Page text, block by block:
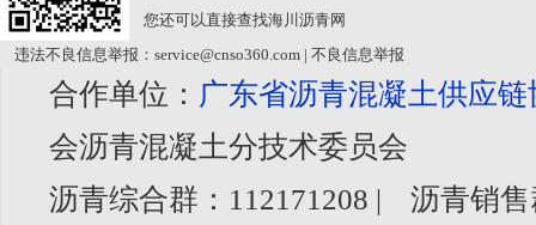
您还可以直接查找海川沥青网
违法不良信息举报：service@cnso360.com | 不良信息举报
合作单位： 广东省沥青混凝土供应链
会沥青混凝土分技术委员会
沥青综合群：112171208 | 沥青销